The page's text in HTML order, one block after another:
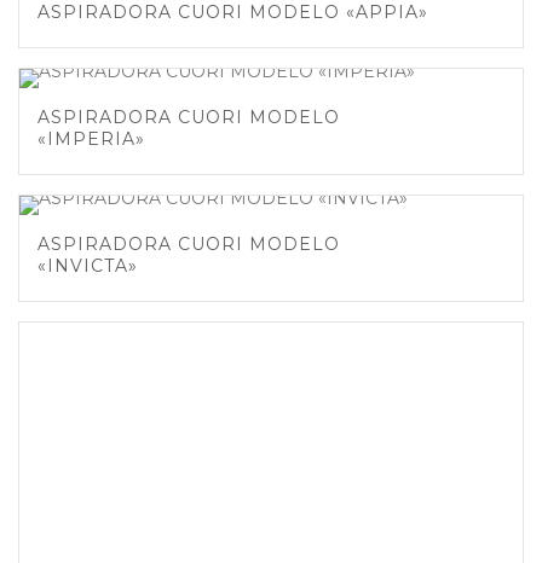
ASPIRADORA CUORI MODELO «APPIA»
ASPIRADORA CUORI MODELO
«IMPERIA»
ASPIRADORA CUORI MODELO
«INVICTA»